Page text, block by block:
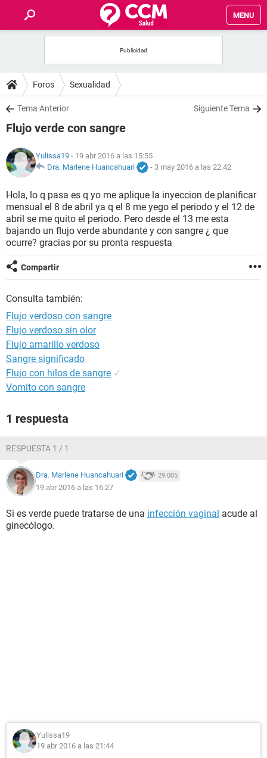
MENU
FOROS
SALUD
FAMILIA
NUTRICIÓN
BIENESTAR
SEXUALIDAD
GLOSARIO
Foros Sexualidad
Tema Anterior Siguiente Tema
Flujo verde con sangre
Yulissa19 - 19 abr 2016 a las 15:55
Dra. Marlene Huancahuari
- 3 may 2016 a las 22:42
Hola, lo q pasa es q yo me aplique la inyeccion de planificar
mensual el 8 de abril ya q el 8 me yego el periodo y el 12 de
abril se me quito el periodo. Pero desde el 13 me esta
bajando un flujo verde abundante y con sangre ¿ que
ocurre? gracias por su pronta respuesta
Compartir
Consulta también:
Flujo verdoso con sangre
Flujo verdoso sin olor
Flujo amarillo verdoso
Sangre significado
Flujo con hilos de sangre ✓
Vomito con sangre
1 respuesta
RESPUESTA 1 / 1
Dra. Marlene Huancahuari 29.005
19 abr 2016 a las 16:27
Si es verde puede tratarse de una infección vaginal acude al
ginecólogo.
Yulissa19
19 abr 2016 a las 21:44